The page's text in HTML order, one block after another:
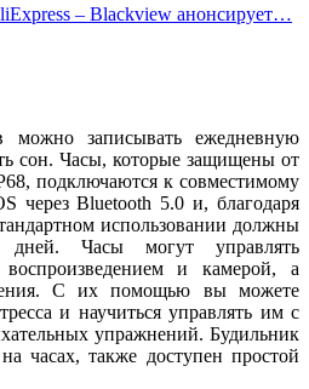
– Blackview анонсирует…
можно записывать ежедневную
сон. Часы, которые защищены от
подключаются к совместимому
через Bluetooth 5.0 и, благодаря
использовании должны
дней. Часы могут управлять
и камерой, а
С их помощью вы можете
и научиться управлять им с
упражнений. Будильник
часах, также доступен простой